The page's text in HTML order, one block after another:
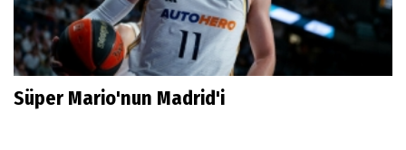
Süper Mario'nun Madrid'i